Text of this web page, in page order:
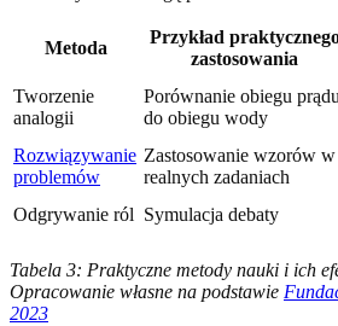
Metoda
Przykład
zastosowania
Tworzenie
analogii
Porównanie obiegu
do obiegu wody
Rozwiązywanie
problemów
Zastosowanie wzorów w
realnych zadaniach
Odgrywanie ról Symulacja debaty
Tabela 3: Praktyczne metody nauki i ich
Opracowanie własne na podstawie
2023